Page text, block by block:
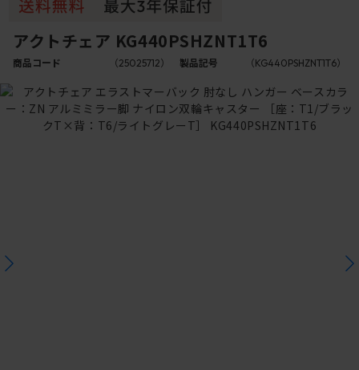
アクトチェア KG440PSHZNT1T6
商品コード （25025712） 製品記号 （KG440PSHZNT1T6）